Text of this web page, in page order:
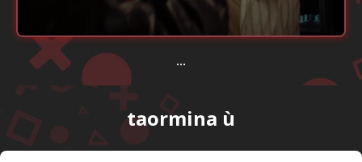
...
taormina ù